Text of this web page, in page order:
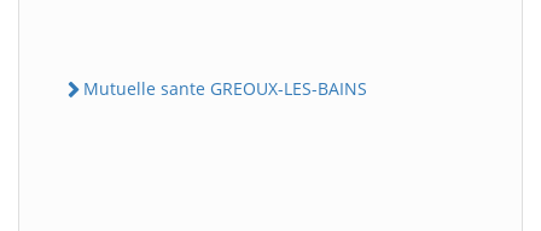
Mutuelle sante GREOUX-LES-BAINS